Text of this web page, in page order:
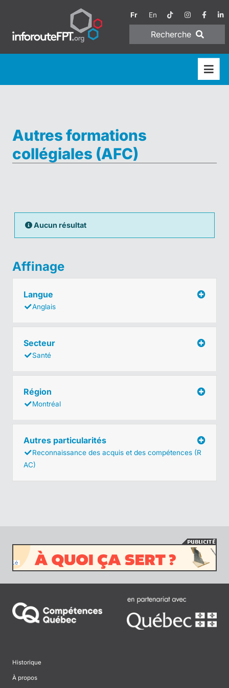
Fr En
Recherche
Autres formations
collégiales (AFC)
Aucun résultat
Affinage
Langue
Anglais
Secteur
Santé
Région
Montréal
Autres particularités
Reconnaissance des acquis et des compétences (R
AC)
Historique
À propos